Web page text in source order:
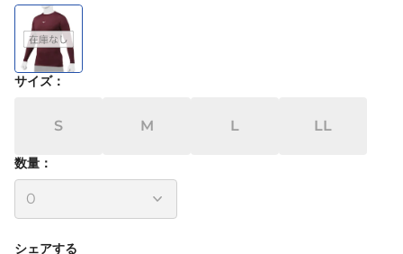
サイズ：
S M L LL
数量：
シェアする